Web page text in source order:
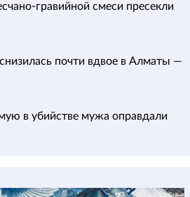
гравийной смеси пресекли
почти вдвое в Алматы —
в убийстве мужа оправдали